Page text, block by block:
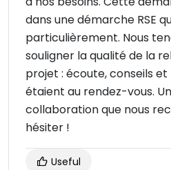
dans une démarche RSE
particulièrement. Nous
souligner la qualité de la
projet : écoute, conseils
étaient au rendez-vous.
collaboration que nous
hésiter !
Useful